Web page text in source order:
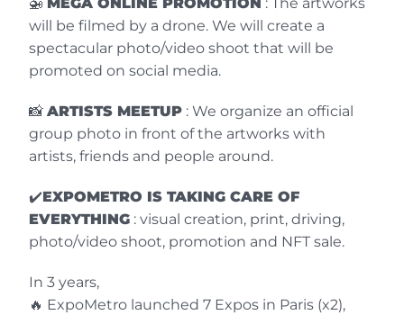
m² einnimmt, bietet dem Publikum 380
Fotos von Werken von mehr als 300
Künstlern. Wenn es sich nicht um eine
außergewöhnliche Ausstellung handelt,
sagen Sie mir, wie man sie beschreiben
könnte? Mehr noch, all diese Plakate
"sehen stark aus!”
will be filmed by a drone. We will create a
spectacular photo/video shoot that will be
promoted on social media.
📸 ARTISTS MEETUP : We organize an official
group photo in front of the artworks with
artists, friends and people around.
✔️EXPOMETRO IS TAKING CARE OF
EVERYTHING : visual creation, print, driving,
photo/video shoot, promotion and NFT sale.
In 3 years,
🔥 ExpoMetro launched 7 Expos in Paris (x2),